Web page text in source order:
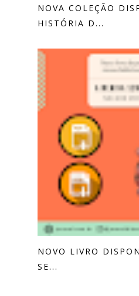
NOVA COLEÇÃO
HISTÓRIA D...
NOVO LIVRO
SE...